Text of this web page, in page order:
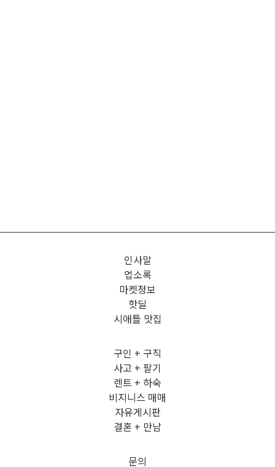
인사말
업소록
마켓정보
핫딜
시애틀 맛집
구인 + 구직
사고 + 팔기
렌트 + 하숙
비지니스 매매
자유게시판
결혼 + 만남
문의